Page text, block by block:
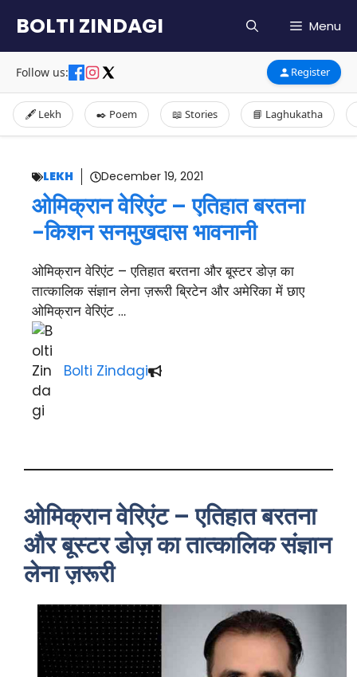
content
BOLTI ZINDAGI Menu
Follow us: Register
🖋️ Lekh ✒️ Poem 📖 Stories 📘 Laghukatha
LEKH December 19, 2021
ओमिक्रान वेरिएंट – एतिहात बरतना
-किशन सनमुखदास भावनानी
ओमिक्रान वेरिएंट – एतिहात बरतना और बूस्टर डोज़ का
तात्कालिक संज्ञान लेना ज़रूरी ब्रिटेन और अमेरिका में छाए
ओमिक्रान वेरिएंट …
Bolti Zindagi
ओमिक्रान वेरिएंट – एतिहात बरतना
और बूस्टर डोज़ का तात्कालिक संज्ञान
लेना ज़रूरी